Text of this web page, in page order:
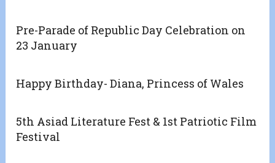
Pre-Parade of Republic Day Celebration on
23 January
Happy Birthday- Diana, Princess of Wales
5th Asiad Literature Fest & 1st Patriotic Film
Festival